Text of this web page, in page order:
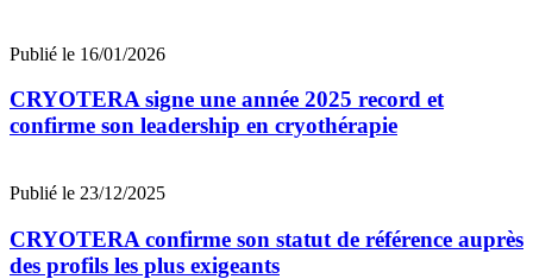
Publié le 16/01/2026
CRYOTERA signe une année 2025 record et
confirme son leadership en cryothérapie
Publié le 23/12/2025
CRYOTERA confirme son statut de référence auprès
des profils les plus exigeants